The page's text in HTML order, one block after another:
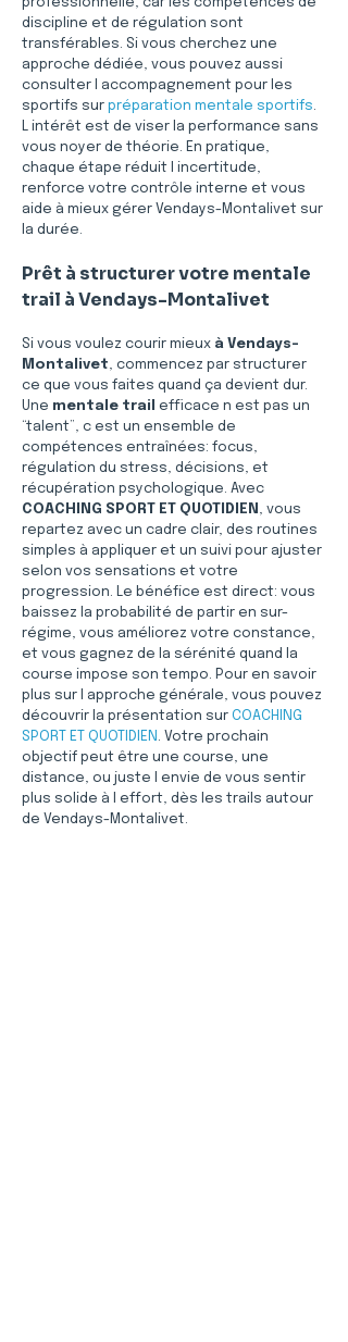
discipline et de régulation sont
transférables. Si vous cherchez une
approche dédiée, vous pouvez aussi
consulter l accompagnement pour les
sportifs sur préparation mentale sportifs.
L intérêt est de viser la performance sans
vous noyer de théorie. En pratique,
chaque étape réduit l incertitude,
renforce votre contrôle interne et vous
aide à mieux gérer Vendays-Montalivet sur
la durée.
Prêt à structurer votre mentale
trail à Vendays-Montalivet
Si vous voulez courir mieux à Vendays-
Montalivet, commencez par structurer
ce que vous faites quand ça devient dur.
Une mentale trail
efficace n est pas un
“talent”, c est un ensemble de
compétences entraînées: focus,
régulation du stress, décisions, et
récupération psychologique. Avec
COACHING SPORT ET QUOTIDIEN , vous
repartez avec un cadre clair, des routines
simples à appliquer et un suivi pour ajuster
selon vos sensations et votre
progression. Le bénéfice est direct: vous
baissez la probabilité de partir en sur-
régime, vous améliorez votre constance,
et vous gagnez de la sérénité quand la
course impose son tempo. Pour en savoir
plus sur l approche générale, vous pouvez
découvrir la présentation sur COACHING
SPORT ET QUOTIDIEN . Votre prochain
objectif peut être une course, une
distance, ou juste l envie de vous sentir
plus solide à l effort, dès les trails autour
de Vendays-Montalivet.